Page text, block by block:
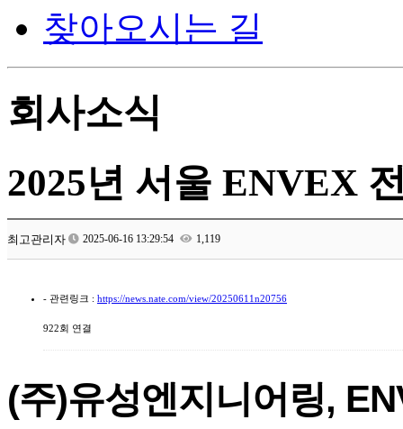
찾아오시는 길
회사소식
2025년 서울 ENVEX
최고관리자 2025-06-16 13:29:54 1,119
- 관련링크 : https://news.nate.com/view/20250611n20756
922회 연결
(주)유성엔지니어링,